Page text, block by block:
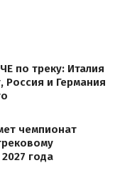
по треку: Италия
Россия и Германия
чемпионат
года